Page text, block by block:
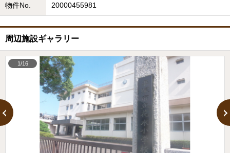
物件No. 20000455981
周辺施設ギャラリー
1/16